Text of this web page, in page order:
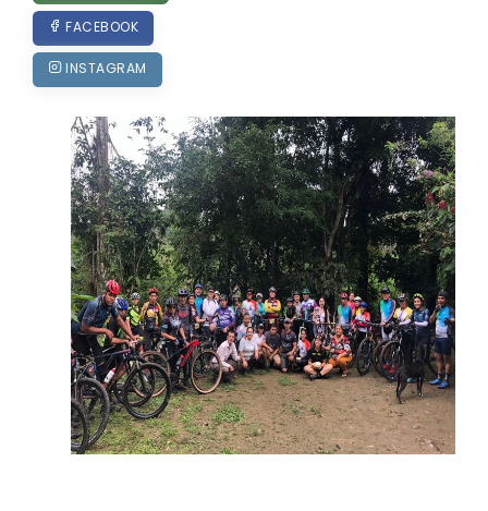
Plan Anual Contratación - PAC
Plan Operativo Anual - POA
Convenios Institucionales
PRESUPUESTO: EJECUCIÓN Y REPORTES
Cédulas presupuestarias y balances
Procesos de contratación
Ejecución Presupuestaria
Obras y proyectos
FACEBOOK
INSTAGRAM